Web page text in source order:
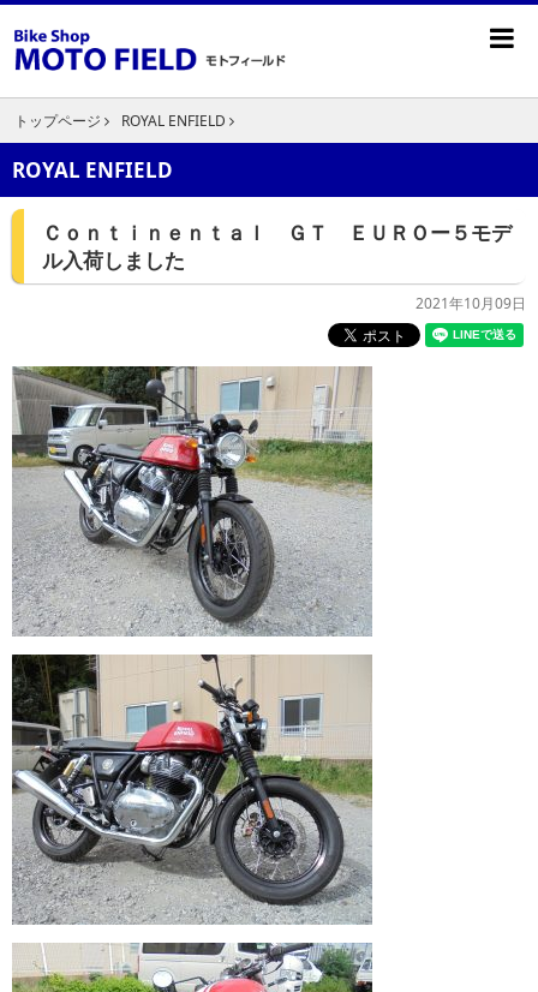
トップページ ROYAL ENFIELD
ROYAL ENFIELD
Ｃｏｎｔｉｎｅｎｔａｌ ＧＴ ＥＵＲＯー５モデ
ル入荷しました
2021年10月09日